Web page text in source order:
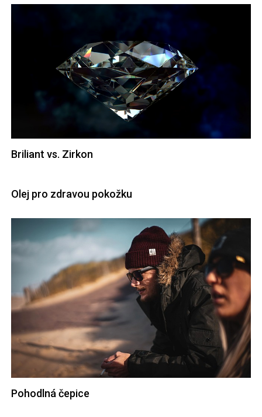
Briliant vs. Zirkon
Olej pro zdravou pokožku
Pohodlná čepice